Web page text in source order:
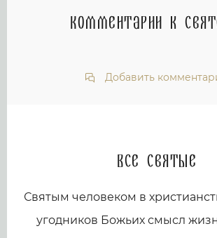
Комментарии к
Добавить
Все святые
Святым человеком в
угодников Божьих смысл